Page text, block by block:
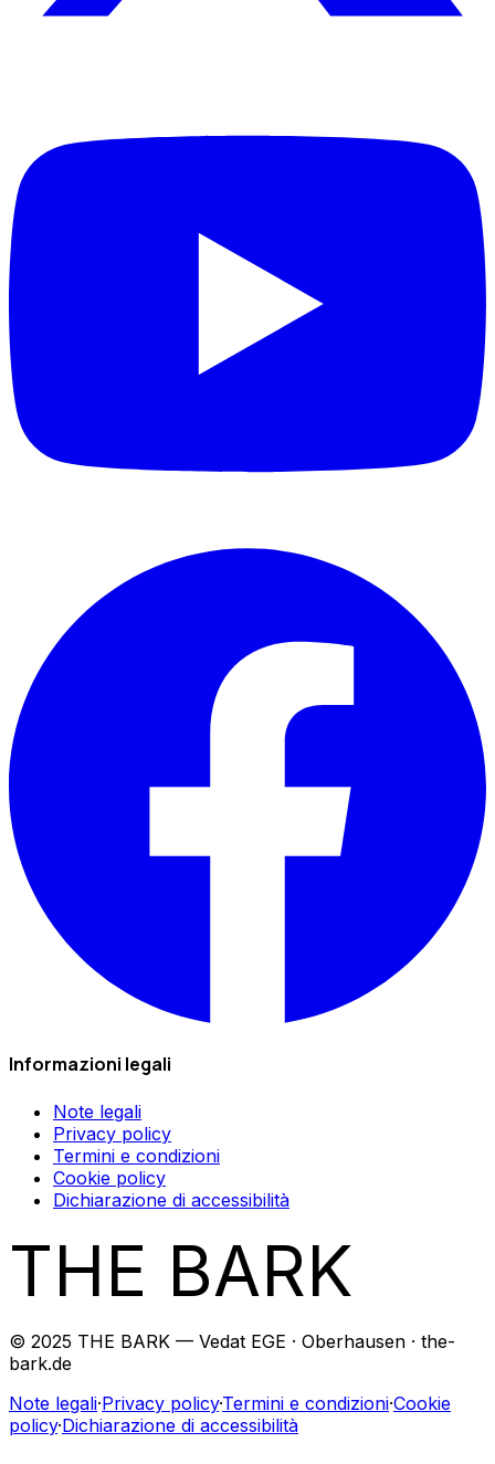
Informazioni legali
Note legali
Privacy policy
Termini e condizioni
Cookie policy
Dichiarazione di accessibilità
THE BARK
© 2025 THE BARK — Vedat EGE · Oberhausen · the-
bark.de
Note legali·Privacy policy·Termini e condizioni·Cookie
policy·Dichiarazione di accessibilità